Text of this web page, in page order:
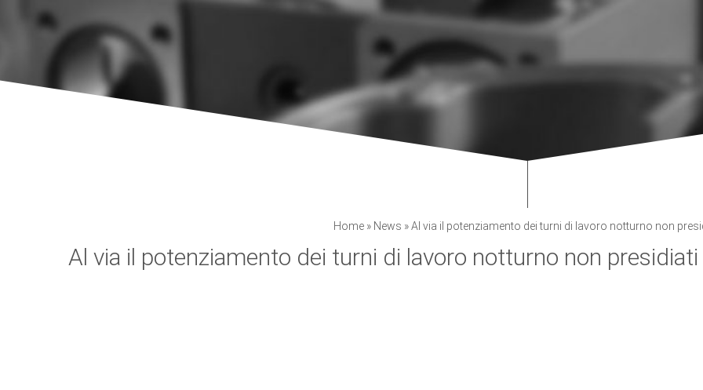
Home» News »Al via il potenziamento dei turni di lavoro notturno non
Al via il potenziamento dei turni di lavoro notturno non presidiati